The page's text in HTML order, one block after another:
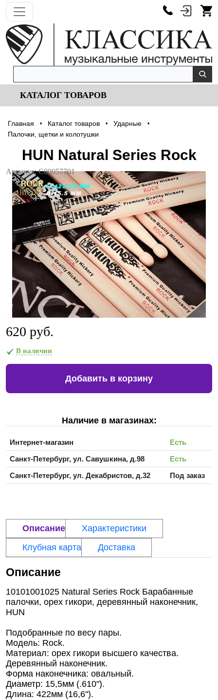
КАТАЛОГ ТОВАРОВ
Главная • Каталог товаров • Ударные •
Палочки, щетки и колотушки
HUN Natural Series Rock
Артикул:С00057701
620 руб.
В наличии
Добавить в корзину
Наличие в магазинах:
Интернет-магазин
Есть
Санкт-Петербург, ул. Савушкина, д.98
Есть
Санкт-Петербург, ул. Декабристов, д.32
Под заказ
Описание
Характеристики
Клубная карта
Доставка
Описание
10101001025 Natural Series Rock Барабанные
палочки, орех гикори, деревянный наконечник,
HUN
Подобранные по весу пары.
Модель: Rock.
Материал: орех гикори высшего качества.
Деревянный наконечник.
Форма наконечника: овальный.
Диаметр: 15,5мм (.610").
Длина: 422мм (16,6").